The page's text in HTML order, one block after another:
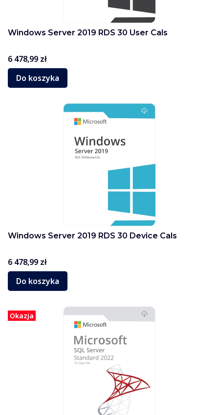
Windows Server 2019 RDS 30 User Cals
Cena
6 478,99 zł
Do koszyka
Windows Server 2019 RDS 30 Device Cals
Cena
6 478,99 zł
Do koszyka
Okazja